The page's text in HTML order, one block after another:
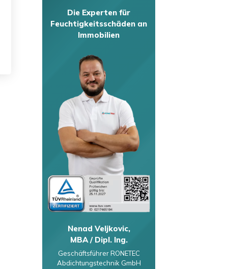
Die Experten für
Feuchtigkeitsschäden an
Immobilien
Nenad Veljkovic,
MBA / Dipl. Ing.
Geschäftsführer RONETEC
Abdichtungstechnik GmbH